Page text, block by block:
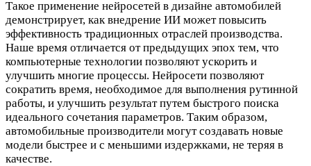
Такое применение нейросетей в дизайне автомобилей
демонстрирует, как внедрение ИИ может повысить
эффективность традиционных отраслей производства.
Наше время отличается от предыдущих эпох тем, что
компьютерные технологии позволяют ускорить и
улучшить многие процессы. Нейросети позволяют
сократить время, необходимое для выполнения рутинной
работы, и улучшить результат путем быстрого поиска
идеального сочетания параметров. Таким образом,
автомобильные производители могут создавать новые
модели быстрее и с меньшими издержками, не теряя в
качестве.